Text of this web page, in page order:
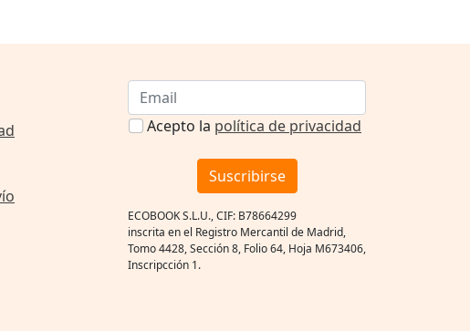
Acepto la política de privacidad
Suscribirse
ECOBOOK S.L.U., CIF: B78664299
inscrita en el Registro Mercantil de Madrid,
Tomo 4428, Sección 8, Folio 64, Hoja M673406,
Inscripcción 1.